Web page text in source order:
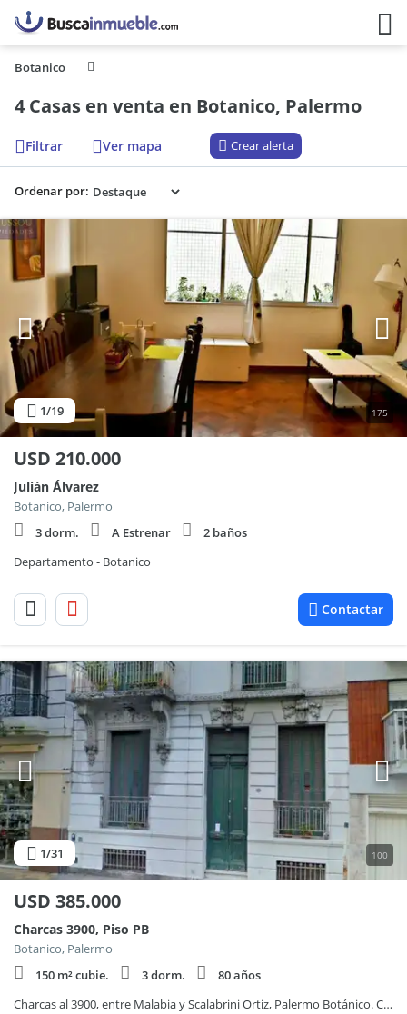
Botanico
4 Casas en venta en Botanico, Palermo
Filtrar Ver mapa Crear alerta
Ordenar por:
1/19 175
USD 210.000
Julián Álvarez
Botanico, Palermo
3 dorm.
A Estrenar
2 baños
Departamento - Botanico
Contactar
1/31 100
USD 385.000
Charcas 3900, Piso PB
Botanico, Palermo
150 m² cubie.
3 dorm.
80 años
Charcas al 3900, entre Malabia y Scalabrini Ortiz, Palermo Botánico. Casa Petit hotel. 4 plantas (planta baja, primer piso, terraza y subsuelo) 5 ambien. 3/5 dormit. 2 baños. Terraza. Subsuelo. 210 m2 totales, 150 m2 cubiertos. Liv y Come separad y Escrit